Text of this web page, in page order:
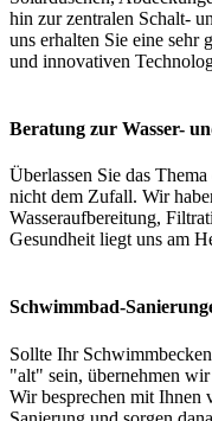
hin zur zentralen Schalt-
uns erhalten Sie eine
und innovativen
Beratung zur Wasser-
Überlassen Sie das
nicht dem Zufall. Wir
Wasseraufbereitung,
Gesundheit liegt uns am
Schwimmbad-
Sollte Ihr
"alt" sein, übernehmen
Wir besprechen mit Ihnen